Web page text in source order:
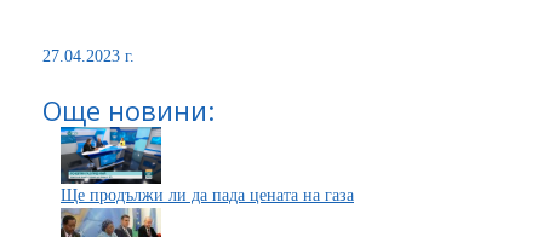
27.04.2023 г.
Още новини:
Ще продължи ли да пада цената на газа